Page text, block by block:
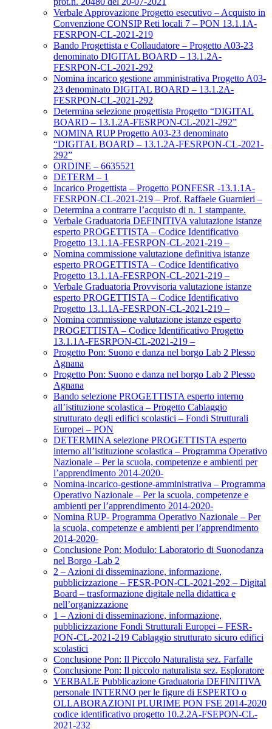
Verbale Approvazione Progetto esecutivo – Acquisto in
Convenzione CONSIP Reti locali 7 – PON 13.1.1A-
FESRPON-CL-2021-219
Bando Progettista e Collaudatore – Progetto A03-23
denominato DIGITAL BOARD – 13.1.2A-
FESRPON-CL-2021-292
Nomina incarico gestione amministrativa Progetto A03-
23 denominato DIGITAL BOARD – 13.1.2A-
FESRPON-CL-2021-292
Determina selezione progettista Progetto “DIGITAL
BOARD – 13.1.2A-FESRPON-CL-2021-292”
NOMINA RUP Progetto A03-23 denominato
“DIGITAL BOARD – 13.1.2A-FESRPON-CL-2021-
292”
ORDINE – 6635521
DETERM – 1
Incarico Progettista – Progetto PONFESR -13.1.1A-
FESRPON-CL-2021-219 – Prof. Raffaele Guarnieri –
Determina a contrarre l’acquisto di n. 1 stampante.
Verbale Graduatoria DEFINITIVA valutazione istanze
esperto PROGETTISTA – Codice Identificativo
Progetto 13.1.1A-FESRPON-CL-2021-219 –
Nomina commissione valutazione definitiva istanze
esperto PROGETTISTA – Codice Identificativo
Progetto 13.1.1A-FESRPON-CL-2021-219 –
Verbale Graduatoria Provvisoria valutazione istanze
esperto PROGETTISTA – Codice Identificativo
Progetto 13.1.1A-FESRPON-CL-2021-219 –
Nomina commissione valutazione istanze esperto
PROGETTISTA – Codice Identificativo Progetto
13.1.1A-FESRPON-CL-2021-219 –
Progetto Pon: Suono e danza nel borgo Lab 2 Plesso
Agnana
Progetto Pon: Suono e danza nel borgo Lab 2 Plesso
Agnana
Bando selezione PROGETTISTA esperto interno
all’istituzione scolastica – Progetto Cablaggio
strutturato degli edifici scolastici – Fondi Strutturali
Europei – PON
DETERMINA selezione PROGETTISTA esperto
interno all’istituzione scolastica – Programma Operativo
Nazionale – Per la scuola, competenze e ambienti per
l’apprendimento 2014-2020-
Nomina-incarico-gestione-amministrativa – Programma
Operativo Nazionale – Per la scuola, competenze e
ambienti per l’apprendimento 2014-2020-
Nomina RUP- Programma Operativo Nazionale – Per
la scuola, competenze e ambienti per l’apprendimento
2014-2020-
Conclusione Pon: Modulo: Laboratorio di Suonodanza
nel Borgo -Lab 2
2 – Azioni di disseminazione, informazione,
pubblicizzazione – FESR-PON-CL-2021-292 – Digital
Board – trasformazione digitale nella didattica e
nell’organizzazione
1 – Azioni di disseminazione, informazione,
pubblicizzazione Fondi Strutturali Europei – FESR-
PON-CL-2021-219 Cablaggio strutturato sicuro edifici
scolastici
Conclusione Pon: Il Piccolo Naturalista sez. Farfalle
Conclusione Pon: Il piccolo naturalista sez. Esploratore
VERBALE Pubblicazione Graduatoria DEFINITIVA
personale INTERNO per le figure di ESPERTO o
OLLABORAZIONI PLURIME PON FSE 2014-2020
codice identificativo progetto 10.2.2A-FSEPON-CL-
2021-232